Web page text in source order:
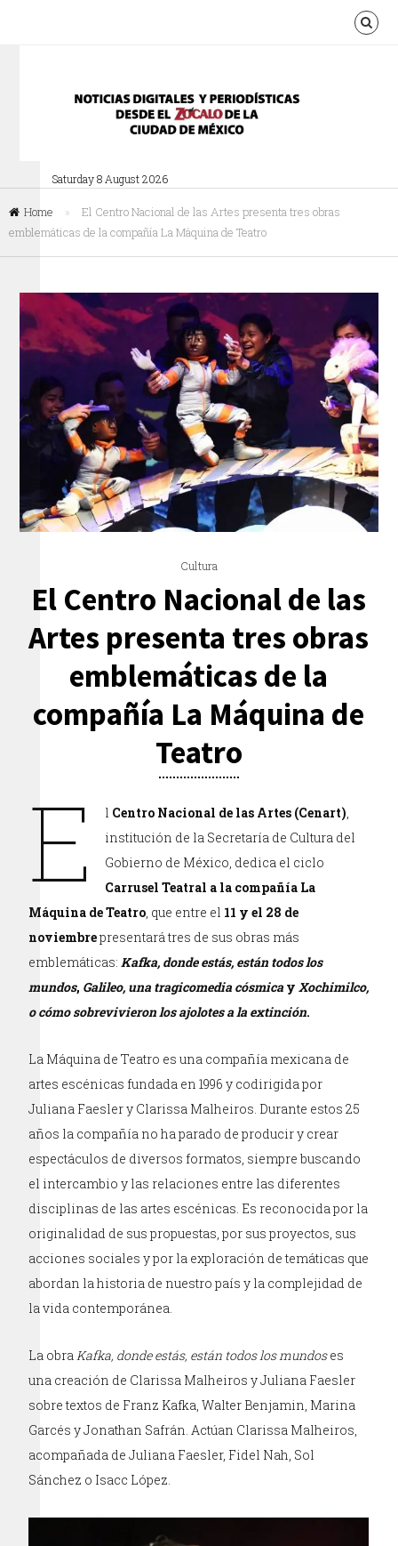
Saturday 8 August 2026
Home »
El Centro Nacional de las Artes presenta tres obras
emblemáticas de la compañía La Máquina de Teatro
Cultura
El Centro Nacional de las
Artes presenta tres obras
emblemáticas de la
compañía La Máquina de
Teatro
E l Centro Nacional de las Artes (Cenart)
institución de la Secretaría de Cultura del
Gobierno de México, dedica el ciclo
Carrusel Teatral a la compañía La
Máquina de Teatro , que entre el 11 y el 28 de
noviembrepresentará tres de sus obras más
emblemáticas: Kafka, donde estás, están todos los
mundos, Galileo, una tragicomedia cósmica yXochimilco,
o cómo sobrevivieron los ajolotes a la extinción.
La Máquina de Teatro es una compañía mexicana de
artes escénicas fundada en 1996 y codirigida por
Juliana Faesler y Clarissa Malheiros. Durante estos 25
años la compañía no ha parado de producir y crear
espectáculos de diversos formatos, siempre buscando
el intercambio y las relaciones entre las diferentes
disciplinas de las artes escénicas. Es reconocida por la
originalidad de sus propuestas, por sus proyectos, sus
acciones sociales y por la exploración de temáticas que
abordan la historia de nuestro país y la complejidad de
la vida contemporánea.
La obra Kafka, donde estás, están todos los mundoses
una creación de Clarissa Malheiros y Juliana Faesler
sobre textos de Franz Kafka, Walter Benjamin, Marina
Garcés y Jonathan Safrán. Actúan Clarissa Malheiros,
acompañada de Juliana Faesler, Fidel Nah, Sol
Sánchez o Isacc López.